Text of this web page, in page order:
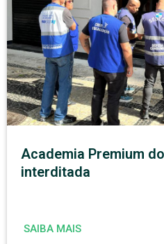
Academia Premium
interditada
SAIBA MAIS